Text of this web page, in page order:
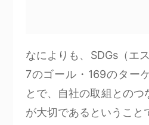
なによりも、SDGs（エ
7のゴール・169のター
とで、自社の取組とのつ
が大切であるということ